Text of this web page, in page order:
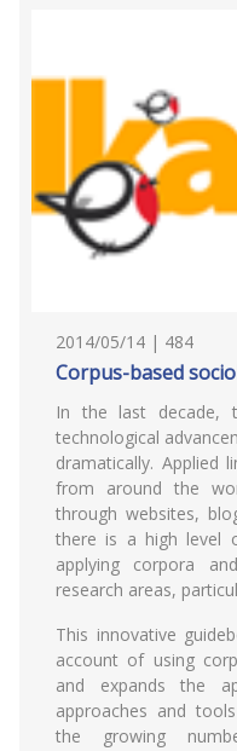
2014/05/14 | 484
Corpus-based
In the last decade,
technological
dramatically. Applied
from around the
through websites,
there is a high level
applying corpora
research areas,
This innovative
account of using
and expands the
approaches and
the growing